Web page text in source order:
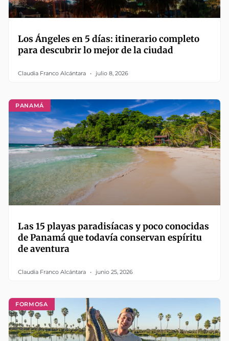
Los Ángeles en 5 días: itinerario completo
para descubrir lo mejor de la ciudad
Claudia Franco Alcántara julio 8, 2026
PANAMÁ
Las 15 playas paradisíacas y poco conocidas
de Panamá que todavía conservan espíritu
de aventura
Claudia Franco Alcántara junio 25, 2026
FORMOSA